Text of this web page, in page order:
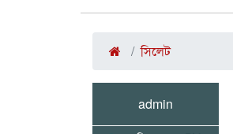
সিলেট
admin